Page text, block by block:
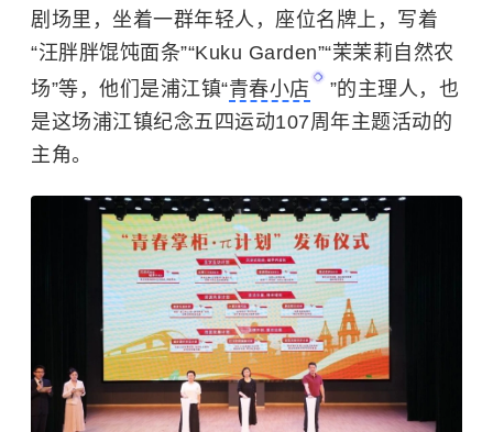
剧场里，坐着一群年轻人，座位名牌上，写着
“汪胖胖馄饨面条”“Kuku Garden”“茉茉莉自然农
场”等，他们是浦江镇“青春小店
”的主理人，也
是这场浦江镇纪念五四运动107周年主题活动的
主角。